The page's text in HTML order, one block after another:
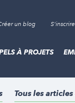
un blog
À PROJETS
Tous les